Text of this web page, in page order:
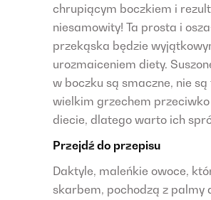
chrupiącym boczkiem i
niesamowity! Ta prosta i
przekąska będzie
urozmaiceniem diety.
w boczku są smaczne, nie są
wielkim grzechem
diecie, dlatego warto ich
Przejdź do przepisu
Daktyle, maleńkie owoce,
skarbem, pochodzą z palmy